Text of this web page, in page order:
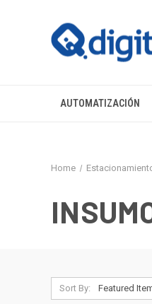
AUTOMATIZACIÓN
Home
Sort By: